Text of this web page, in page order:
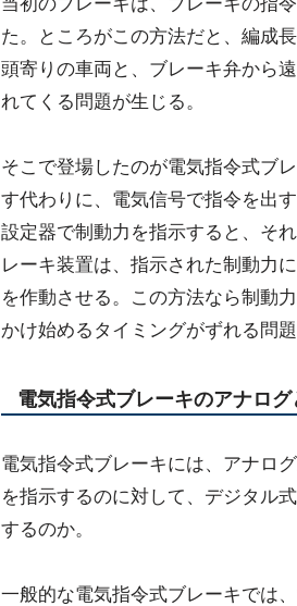
た。ところがこの方法だと、編成
頭寄りの車両と、ブレーキ弁から
れてくる問題が生じる。
そこで登場したのが電気指令式ブ
す代わりに、電気信号で指令を出
設定器で制動力を指示すると、そ
レーキ装置は、指示された制動力
を作動させる。この方法なら制動
かけ始めるタイミングがずれる問題
電気指令式ブレーキのアナロ
電気指令式ブレーキには、アナロ
を指示するのに対して、デジタル
するのか。
一般的な電気指令式ブレーキでは